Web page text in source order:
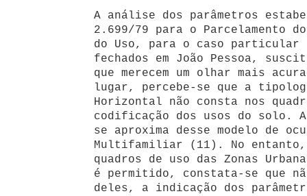
A análise dos parâmetros
2.699/79 para o Parcelamento
do Uso, para o caso particular
fechados em João Pessoa,
que merecem um olhar mais
lugar, percebe-se que a
Horizontal não consta nos
codificação dos usos do solo.
se aproxima desse modelo de
Multifamiliar (11). No
quadros de uso das Zonas
é permitido, constata-se que
deles, a indicação dos